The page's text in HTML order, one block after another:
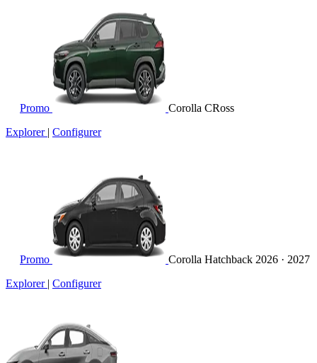
Promo
Corolla CRoss
Explorer | Configurer
Promo Corolla Hatchback 2026 · 2027
Explorer | Configurer